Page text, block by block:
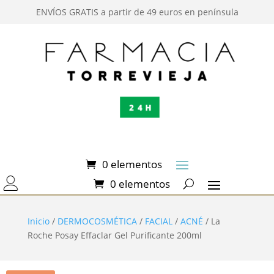
ENVÍOS GRATIS a partir de 49 euros en península
0 elementos
0 elementos
Inicio/ DERMOCOSMÉTICA/ FACIAL/ ACNÉ / La
Roche Posay Effaclar Gel Purificante 200ml